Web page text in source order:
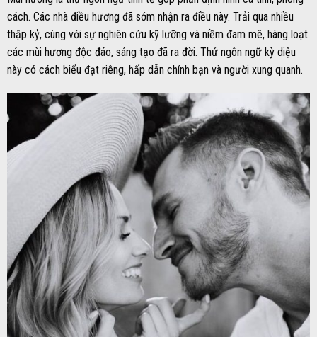
cách. Các nhà điều hương đã sớm nhận ra điều này. Trải qua nhiều
thập kỷ, cùng với sự nghiên cứu kỹ lưỡng và niềm đam mê, hàng loạt
các mùi hương độc đáo, sáng tạo đã ra đời. Thứ ngôn ngữ kỳ diệu
này có cách biểu đạt riêng, hấp dẫn chính bạn và người xung quanh.